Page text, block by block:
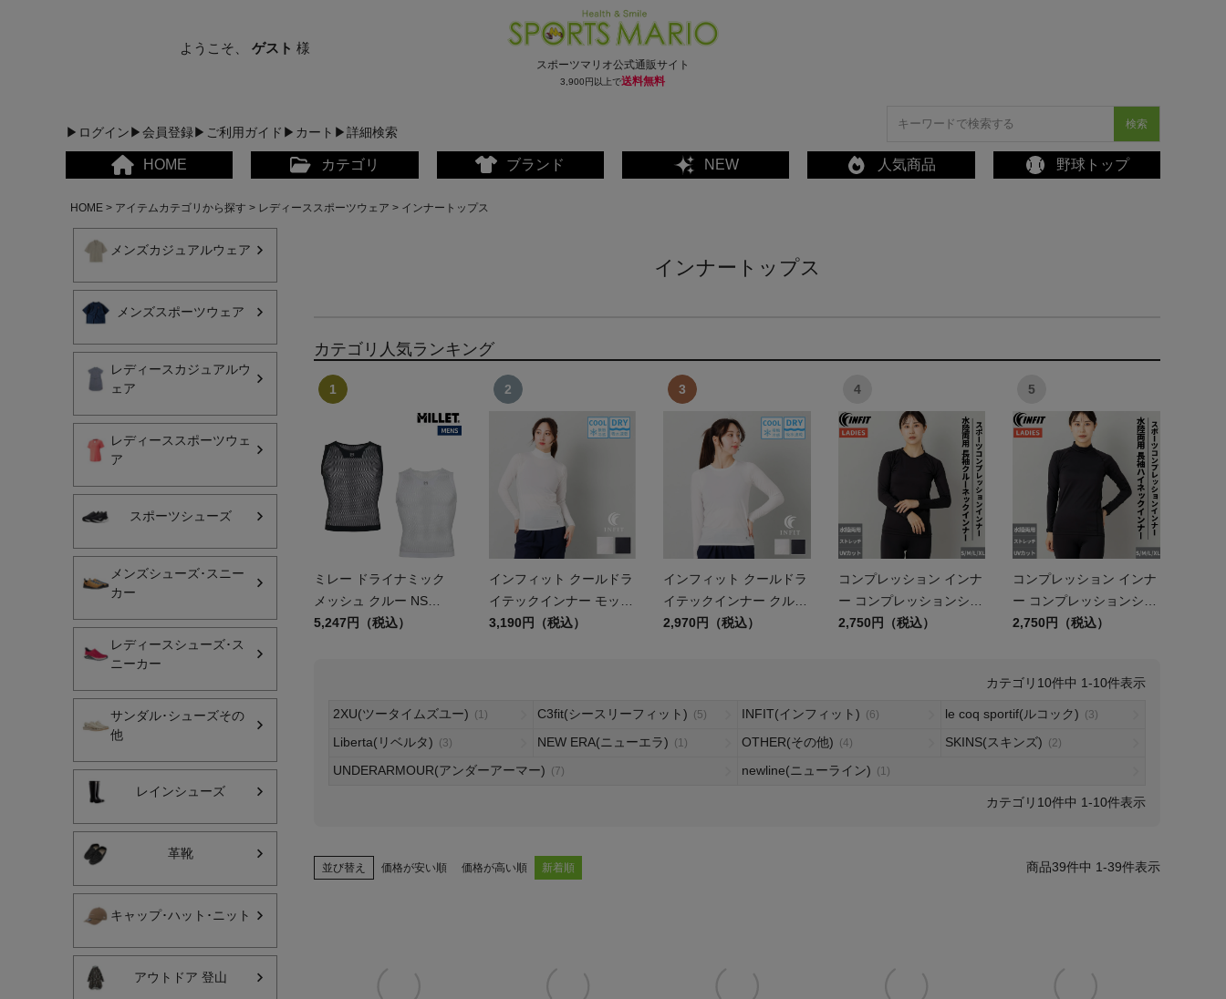
スポーツマリオ公式通販サイト
3,900円以上で送料無料
ようこそ、 ゲスト様
▶ログイン▶会員登録▶ご利用ガイド ▶カート ▶詳細検索
検索
HOME カテゴリ
メンズスポーツウェア
レディーススポーツウェア
スポーツシューズ
メンズシューズ･スニーカー
レディースシューズ･スニーカー
サンダル･シューズその他
アウトドア 登山
全てのカテゴリを見る
キャンプ・フェス
通学
ブランド NEW 人気商品 野球トップ
HOME アイテムカテゴリから探す レディーススポーツウェア インナートップス
メンズカジュアルウェア
メンズスポーツウェア
レディースカジュアルウ
ェア
レディーススポーツウェ
ア
スポーツシューズ
メンズシューズ･スニー
カー
レディースシューズ･ス
ニーカー
サンダル･シューズその
他
レインシューズ
革靴
キャップ･ハット･ニット
アウトドア 登山
インナートップス
カテゴリ人気ランキング
ミレー ドライナミック
メッシュ クルー NS
MILLET Drynamic Mesh
5,247円（税込）
インフィット クールドラ
イテックインナー モック
ネックロングスリーブ
3,190円（税込）
インフィット クールドラ
イテックインナー クルー
ネックロングスリーブ
2,970円（税込）
コンプレッション インナ
ー コンプレッションシャ
ツ 水陸両用 長袖クルー
トレッチ ラッシュガード
2,750円（税込）
コンプレッション インナ
ー コンプレッションシャ
ツ 水陸両用 長袖ハイネ
ランニング UVカット ス
トレッチ ラッシュガード
ト INFIT
2,750円（税込）
10件中 1-10件表示
2XU(ツータイムズユー) (1) C3fit(シースリーフィット) (5) INFIT(インフィット) (6) le coq sportif(ルコック) (3)
Liberta(リベルタ) (3) NEW ERA(ニューエラ) (1) OTHER(その他) (4) SKINS(スキンズ) (2)
UNDERARMOUR(アンダーアーマー) (7) newline(ニューライン) (1)
10件中 1-10件表示
並び替え 価格が安い順 価格が高い順 新着順 39件中 1-39件表示